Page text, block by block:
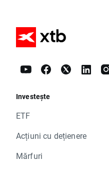
Investește
ETF
Acțiuni cu dețienere
Mărfuri